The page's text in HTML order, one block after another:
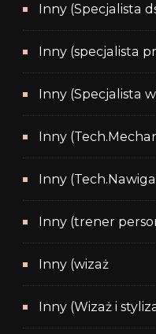
Inny (Specjalista
Inny (specjalista
Inny (Specjalista
Inny
Inny
Inny (trener
Inny (wizaż
Inny (Wizaż i